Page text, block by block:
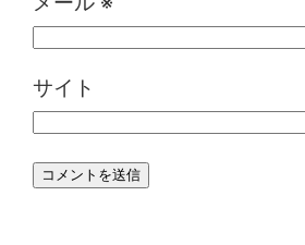
サイト